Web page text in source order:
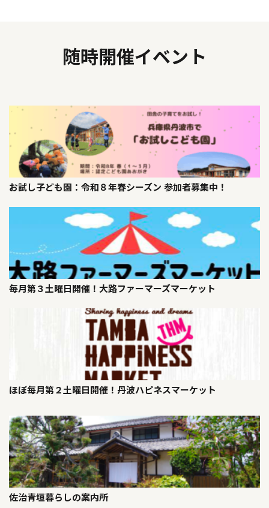
随時開催イベント
お試し子ども園：令和８年春シーズン 参加者募集中！
毎月第３土曜日開催！大路ファーマーズマーケット
ほぼ毎月第２土曜日開催！丹波ハピネスマーケット
佐治青垣暮らしの案内所